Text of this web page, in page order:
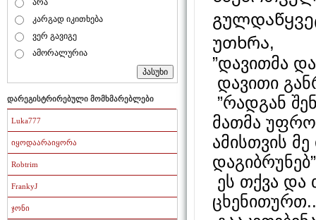
არა
კარგად იკითხება
ვერ გავიგე
ამორალურია
დარეგისტრირებული მომხმარებლები
Luka777
იყოდაარაიყორა
Robtrim
FrankyJ
ჯონი
უთხრა,
”დავითმა
დავითი
”რადგან
მათმა
ამისთვის
ეს თქვა და